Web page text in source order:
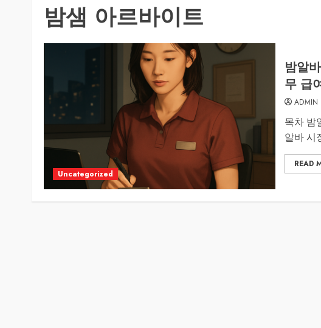
밤샘 아르바이트
Uncategorized
밤알
무 급
ADMIN
목차 밤
알바 시
READ